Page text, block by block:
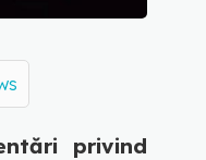
privind